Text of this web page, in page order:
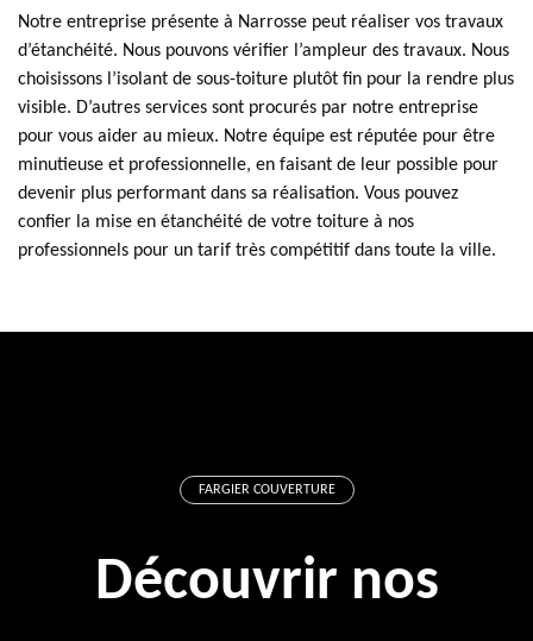
Notre entreprise présente à Narrosse peut réaliser vos travaux
d’étanchéité. Nous pouvons vérifier l’ampleur des travaux. Nous
choisissons l’isolant de sous-toiture plutôt fin pour la rendre plus
visible. D’autres services sont procurés par notre entreprise
pour vous aider au mieux. Notre équipe est réputée pour être
minutieuse et professionnelle, en faisant de leur possible pour
devenir plus performant dans sa réalisation. Vous pouvez
confier la mise en étanchéité de votre toiture à nos
professionnels pour un tarif très compétitif dans toute la ville.
FARGIER COUVERTURE
Découvrir nos